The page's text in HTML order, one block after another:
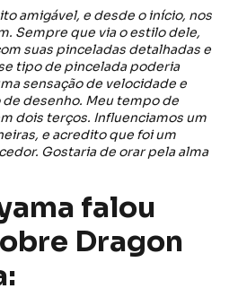
amigável, e desde o início, nos
Sempre que via o estilo dele,
suas pinceladas detalhadas e
tipo de pincelada poderia
sensação de velocidade e
desenho. Meu tempo de
dois terços. Influenciamos um
e acredito que foi um
Gostaria de orar pela alma
falou
Dragon